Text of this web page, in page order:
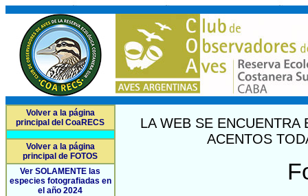
Volver a la página
principal del CoaRECS
Volver a la página
principal de FOTOS
Ver SOLAMENTE las
especies fotografiadas en
el año 2024
LA WEB SE
ACENTOS